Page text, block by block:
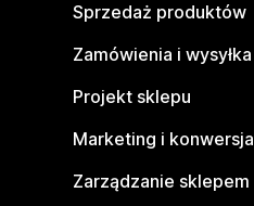
Sprzedaż produktów
Zamówienia i wysyłka
Projekt sklepu
Marketing i konwersja
Zarządzanie sklepem